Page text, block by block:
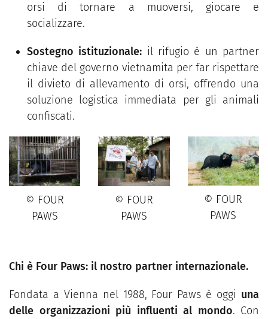
orsi di tornare a muoversi, giocare e
socializzare.
Sostegno istituzionale: il rifugio è un partner
chiave del governo vietnamita per far rispettare
il divieto di allevamento di orsi, offrendo una
soluzione logistica immediata per gli animali
confiscati.
© FOUR
PAWS
© FOUR
PAWS
© FOUR
PAWS
Chi è Four Paws: il nostro partner internazionale.
Fondata a Vienna nel 1988, Four Paws è oggi una
delle organizzazioni più influenti al mondo. Con